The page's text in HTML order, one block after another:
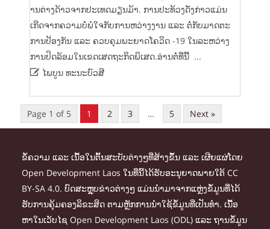
ານຕ່າງດ້າວຈາກປະເທດມຽນມ້າ.​ ການປະທ້ວງດັ່ງກ່າວແມ່ນ
ເກີດຈາກຄວາມບໍ່ພໍໃຈກັບການຫວ່າງງານ ແລະ ຕໍ່ກັບມາດຕະ
ການປ້ອງກັນ ແລະ ຄວບຄຸມພະຍາດໂຄວິດ -19 ໃນລະຫວ່າງ
ການປິດລ້ອມໃນເຂດເສດຖະກິດພິເສດ.ອ່ານຕໍ່ທີ່ນີ້ ...
ໄພບູນ ທະນະບົວສີ
Page 1 of 5 1 2 3 … 5 Next »
ຂໍ້ຄວາມ ແລະ ເນື້ອໃນຕົ້ນສະບັບຕ່າງໆທີ່ສ້າງຂຶ້ນ ແລະ ເຜີຍແຜ່ໂດຍ
Open Development Laos ໃນທີ່ນີ້ໄດ້ຮັບອະນຸຍາດພາຍໃຕ້ CC
BY-SA 4.0. ບົດສະຫຼຸບຂ່າວຕ່າງໆ ແມ່ນນຳມາຈາກແຫຼ່ງຂໍ້ມູນທີ່ໄດ້
ຮັບການຄຸ້ມຄອງລິຂະສິດ ຕາມຫຼັກການນຳໃຊ້ຂໍ້ມູນທີ່ເປັນທຳ. ເນື້ອ
ຫາໃນເວັບໄຊ Open Development Laos (ODL) ແລະ ຖານຂໍ້ມູນ